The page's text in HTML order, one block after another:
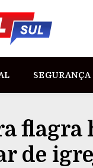
SEGURANÇA
flagra
de